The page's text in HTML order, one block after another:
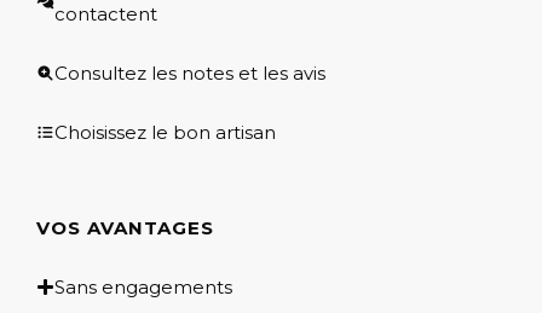
contactent
Consultez les notes et les avis
Choisissez le bon artisan
VOS AVANTAGES
Sans engagements